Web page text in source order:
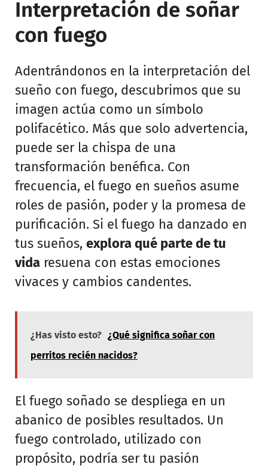
Interpretación de soñar
con fuego
Adentrándonos en la interpretación del
sueño con fuego, descubrimos que su
imagen actúa como un símbolo
polifacético. Más que solo advertencia,
puede ser la chispa de una
transformación benéfica. Con
frecuencia, el fuego en sueños asume
roles de pasión, poder y la promesa de
purificación. Si el fuego ha danzado en
tus sueños, explora qué parte de tu
vida resuena con estas emociones
vivaces y cambios candentes.
¿Has visto esto? ¿Qué significa soñar con
perritos recién nacidos?
El fuego soñado se despliega en un
abanico de posibles resultados. Un
fuego controlado, utilizado con
propósito, podría ser tu pasión